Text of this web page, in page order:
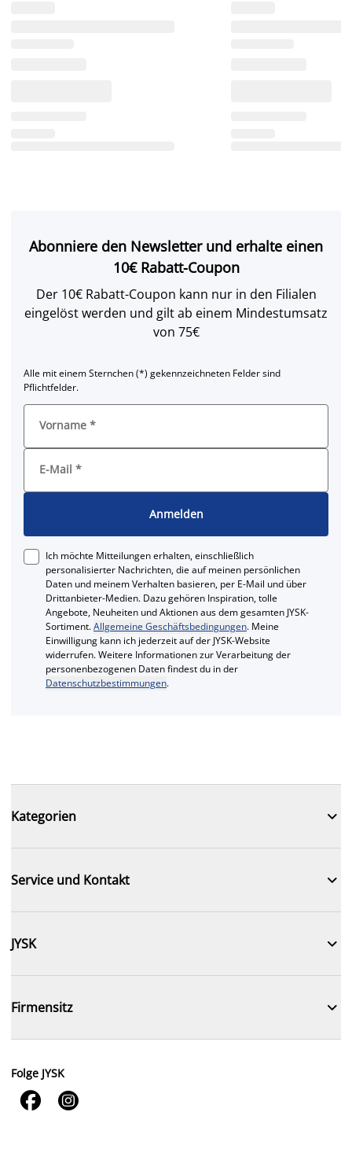
Abonniere den Newsletter und erhalte einen
10€ Rabatt-Coupon
Der 10€ Rabatt-Coupon kann nur in den Filialen
eingelöst werden und gilt ab einem Mindestumsatz
von 75€
Alle mit einem Sternchen (*) gekennzeichneten Felder sind
Pflichtfelder.
Vorname *
E-Mail *
Anmelden
Ich möchte Mitteilungen erhalten, einschließlich
personalisierter Nachrichten, die auf meinen persönlichen
Daten und meinem Verhalten basieren, per E-Mail und über
Drittanbieter-Medien. Dazu gehören Inspiration, tolle
Angebote, Neuheiten und Aktionen aus dem gesamten JYSK-
Sortiment.Allgemeine Geschäftsbedingungen. Meine
Einwilligung kann ich jederzeit auf der JYSK-Website
widerrufen. Weitere Informationen zur Verarbeitung der
personenbezogenen Daten findest du in der
Datenschutzbestimmungen.
Kategorien 
Service und Kontakt 
JYSK 
Firmensitz 
Folge JYSK
 